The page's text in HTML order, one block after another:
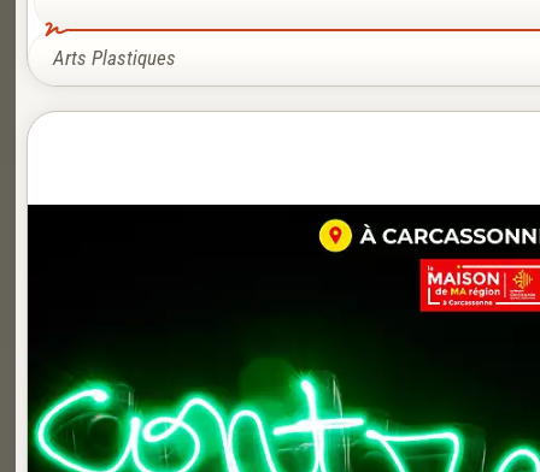
Arts Plastiques